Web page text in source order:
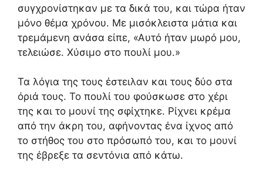
συγχρονίστηκαν με τα δικά του, και τώρα ήταν
μόνο θέμα χρόνου. Με μισόκλειστα μάτια και
τρεμάμενη ανάσα είπε, «Αυτό ήταν μωρό μου,
τελειώσε. Χύσιμο στο πουλί μου.»
Τα λόγια της τους έστειλαν και τους δύο στα
όριά τους. Το πουλί του φούσκωσε στο χέρι
της και το μουνί της σφίχτηκε. Ρίχνει κρέμα
από την άκρη του, αφήνοντας ένα ίχνος από
το στήθος του στο πρόσωπό του, και το μουνί
της έβρεξε τα σεντόνια από κάτω.